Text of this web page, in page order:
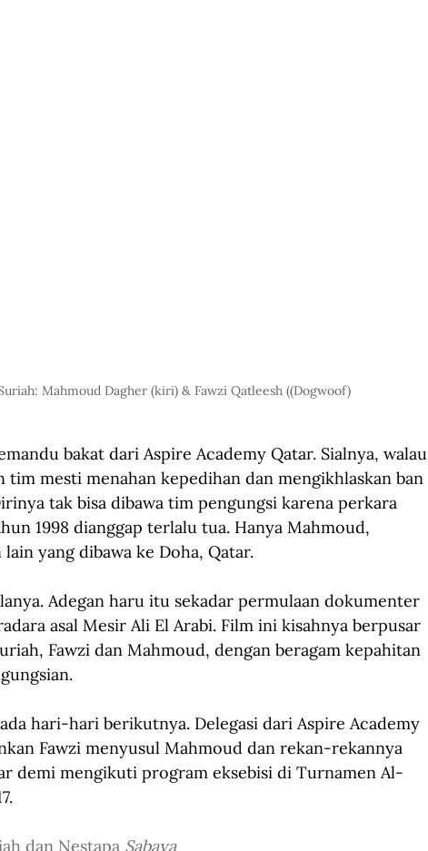
Mahmoud Dagher (kiri) & Fawzi Qatleesh ((Dogwoof)
bakat dari Aspire Academy Qatar. Sialnya, walau
tim mesti menahan kepedihan dan mengikhlaskan ban
tak bisa dibawa tim pengungsi karena perkara
1998 dianggap terlalu tua. Hanya Mahmoud,
yang dibawa ke Doha, Qatar.
Adegan haru itu sekadar permulaan dokumenter
asal Mesir Ali El Arabi. Film ini kisahnya berpusar
Fawzi dan Mahmoud, dengan beragam kepahitan
hari-hari berikutnya. Delegasi dari Aspire Academy
Fawzi menyusul Mahmoud dan rekan-rekannya
demi mengikuti program eksebisi di Turnamen Al-
dan Nestapa Sabaya